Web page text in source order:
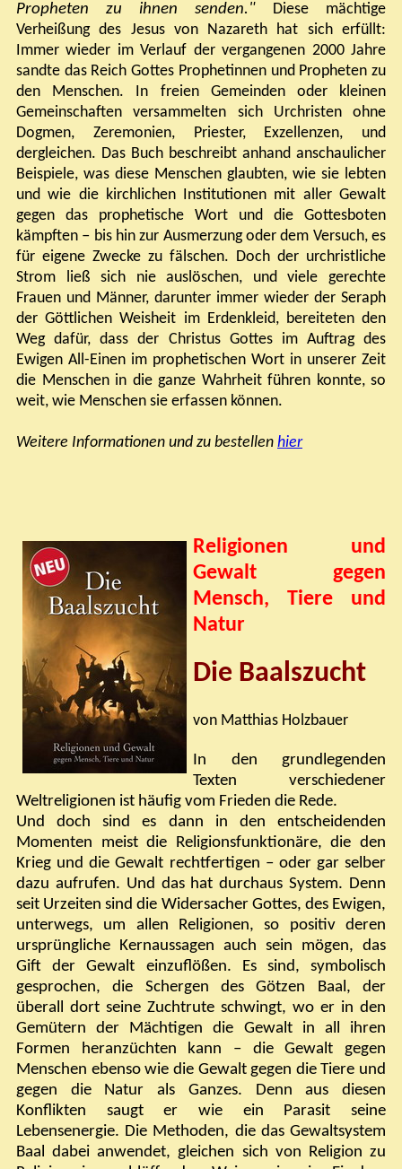
Propheten zu ihnen senden." Diese mächtige
Verheißung des Jesus von Nazareth hat sich erfüllt:
Immer wieder im Verlauf der vergangenen 2000 Jahre
sandte das Reich Gottes Prophetinnen und Propheten zu
den Menschen. In freien Gemeinden oder kleinen
Gemeinschaften versammelten sich Urchristen ohne
Dogmen, Zeremonien, Priester, Exzellenzen, und
dergleichen. Das Buch beschreibt anhand anschaulicher
Beispiele, was diese Menschen glaubten, wie sie lebten
und wie die kirchlichen Institutionen mit aller Gewalt
gegen das prophetische Wort und die Gottesboten
kämpften – bis hin zur Ausmerzung oder dem Versuch, es
für eigene Zwecke zu fälschen. Doch der urchristliche
Strom ließ sich nie auslöschen, und viele gerechte
Frauen und Männer, darunter immer wieder der Seraph
der Göttlichen Weisheit im Erdenkleid, bereiteten den
Weg dafür, dass der Christus Gottes im Auftrag des
Ewigen All-Einen im prophetischen Wort in unserer Zeit
die Menschen in die ganze Wahrheit führen konnte, so
weit, wie Menschen sie erfassen können.
Weitere Informationen und zu bestellen hier
Religionen und
Gewalt gegen
Mensch, Tiere und
Natur
Die Baalszucht
von Matthias Holzbauer
In den grundlegenden
Texten verschiedener
Weltreligionen ist häufig vom Frieden die Rede.
Und doch sind es dann in den entscheidenden
Momenten meist die Religionsfunktionäre, die den
Krieg und die Gewalt rechtfertigen – oder gar selber
dazu aufrufen. Und das hat durchaus System. Denn
seit Urzeiten sind die Widersacher Gottes, des Ewigen,
unterwegs, um allen Religionen, so positiv deren
ursprüngliche Kernaussagen auch sein mögen, das
Gift der Gewalt einzuflößen. Es sind, symbolisch
gesprochen, die Schergen des Götzen Baal, der
überall dort seine Zuchtrute schwingt, wo er in den
Gemütern der Mächtigen die Gewalt in all ihren
Formen heranzüchten kann – die Gewalt gegen
Menschen ebenso wie die Gewalt gegen die Tiere und
gegen die Natur als Ganzes. Denn aus diesen
Konflikten saugt er wie ein Parasit seine
Lebensenergie. Die Methoden, die das Gewaltsystem
Baal dabei anwendet, gleichen sich von Religion zu